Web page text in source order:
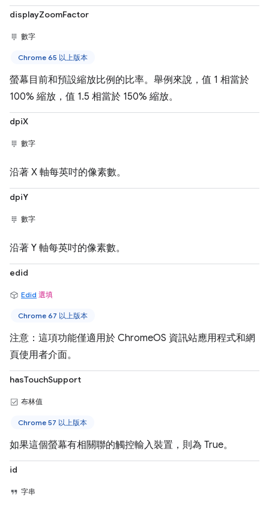
displayZoomFactor
數字
Chrome 65 以上版本
螢幕目前和預設縮放比例的比率。舉例來說，值 1 相當於
100% 縮放，值 1.5 相當於 150% 縮放。
dpiX
數字
沿著 X 軸每英吋的像素數。
dpiY
數字
沿著 Y 軸每英吋的像素數。
edid
Edid 選填
Chrome 67 以上版本
注意：這項功能僅適用於 ChromeOS 資訊站應用程式和網
頁使用者介面。
hasTouchSupport
布林值
Chrome 57 以上版本
如果這個螢幕有相關聯的觸控輸入裝置，則為 True。
id
字串